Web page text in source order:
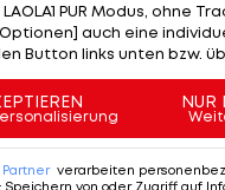
am Papier.
Breakbälle.
PUR Modus, ohne
auch eine
Button links unten bzw.
NUR
Partner verarbeiten
: Speichern von oder Zugriff auf